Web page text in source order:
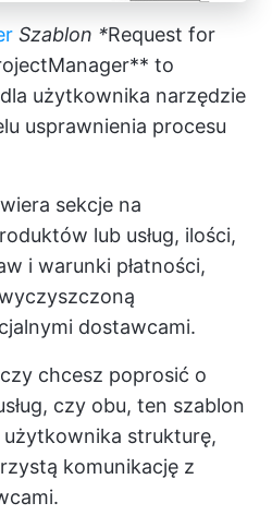
Szablon *Request for
to
użytkownika narzędzie
usprawnienia procesu
sekcje na
lub usług, ilości,
i warunki płatności,
dostawcami.
chcesz poprosić o
czy obu, ten szablon
strukturę,
komunikację z